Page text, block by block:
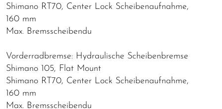
Shimano RT70, Center Lock Scheibenaufnahme,
160 mm
Max. Bremsscheibendu
Vorderradbremse: Hydraulische Scheibenbremse
Shimano 105, Flat Mount
Shimano RT70, Center Lock Scheibenaufnahme,
160 mm
Max. Bremsscheibendu